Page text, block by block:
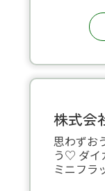
株式会
思わずお
う♡ ダイ
ミニフラ